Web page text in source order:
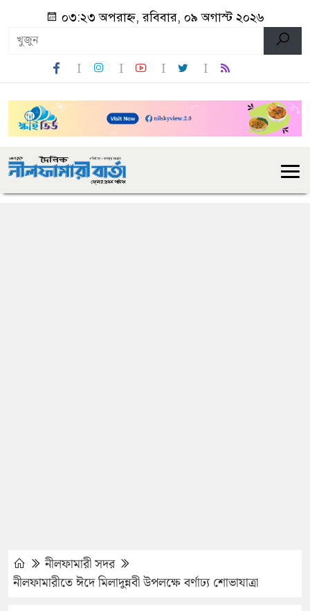
০৩:২৩ অপরাহ্ন, রবিবার, ০৯ অগাস্ট ২০২৬
নীলফামারী সদর
নীলফামারীতে ঈদে মিলাদুন্নবী উপলক্ষে বর্ণাঢ্য শোভাযাত্রা